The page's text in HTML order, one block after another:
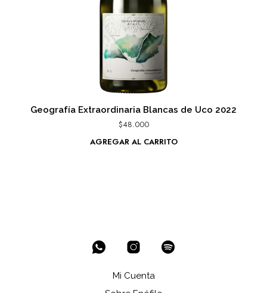
Geografía Extraordinaria Blancas de Uco 2022
$48.000
AGREGAR AL CARRITO
Mi Cuenta